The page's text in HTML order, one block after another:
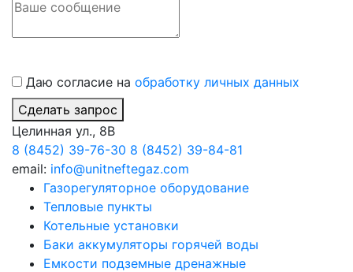
Даю согласие на обработку личных данных
Сделать запрос
Целинная ул., 8В
8 (8452) 39-76-30 8 (8452) 39-84-81
email: info@unitneftegaz.com
Газорегуляторное оборудование
Тепловые пункты
Котельные установки
Баки аккумуляторы горячей воды
Емкости подземные дренажные